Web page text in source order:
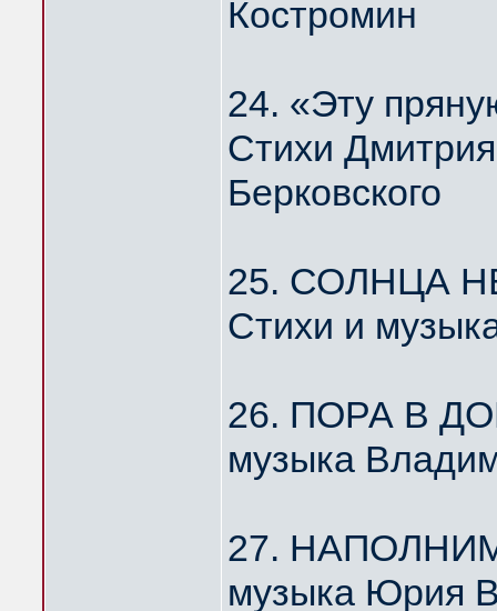
Костромин
24. «Эту
Стихи
Берковского
25. СОЛНЦА
Стихи и
26. ПОРА В
музыка
27.
музыка Юрия